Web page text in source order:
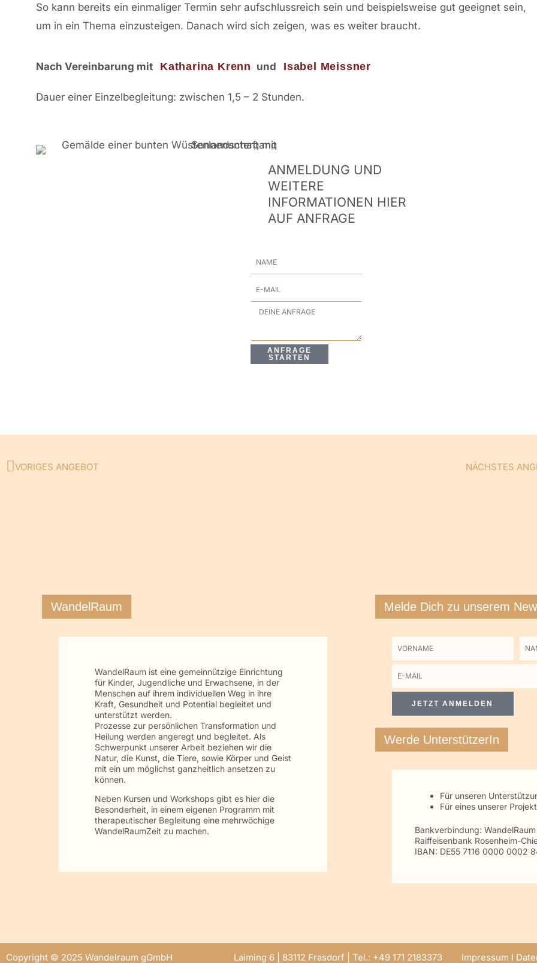
So kann bereits ein einmaliger Termin sehr aufschlussreich sein und beispielsweise gut geeignet sein,
um in ein Thema einzusteigen. Danach wird sich zeigen, was es weiter braucht.
Nach Vereinbarung mit Katharina Krenn und Isabel Meissner
Dauer einer Einzelbegleitung: zwischen 1,5 – 2 Stunden.
ANMELDUNG UND
WEITERE
INFORMATIONEN HIER
AUF ANFRAGE
Name
E-
Mail
Anfrage
ANFRAGE
STARTEN
Zurück
VORIGES ANGEBOT NÄCHSTES
WandelRaum
WandelRaum ist eine gemeinnützige Einrichtung
für Kinder, Jugendliche und Erwachsene, in der
Menschen auf ihrem individuellen Weg in ihre
Kraft, Gesundheit und Potential begleitet und
unterstützt werden.
Prozesse zur persönlichen Transformation und
Heilung werden angeregt und begleitet. Als
Schwerpunkt unserer Arbeit beziehen wir die
Natur, die Kunst, die Tiere, sowie Körper und Geist
mit ein um möglichst ganzheitlich ansetzen zu
können.
Neben Kursen und Workshops gibt es hier die
Besonderheit, in einem eigenen Programm mit
therapeutischer Begleitung eine mehrwöchige
WandelRaumZeit zu machen.
Melde Dich zu unserem
Vorname
E-
Mail
JETZT ANMELDEN
Werde UnterstützerIn
Für unseren
Für eines unserer
Bankverbindung:
Raiffeisenbank Rosenheim-
IBAN: DE55 7116 0000 0002
Copyright © 2025 Wandelraum gGmbH Laiming 6 | 83112 Frasdorf | Tel.: +49 171 2183373 Impressum I